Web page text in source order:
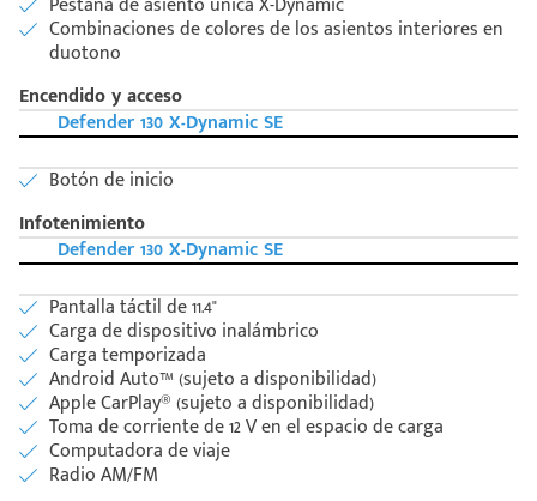
Escríbenos
+528121278366
Código
Postal
Ingresar
Combinaciones de colores de los asientos interiores en
duotono
Encendido y acceso
Defender 130 X-Dynamic SE
Botón de inicio
Infotenimiento
Defender 130 X-Dynamic SE
Pantalla táctil de 11.4"
Carga de dispositivo inalámbrico
Carga temporizada
Android Auto™ (sujeto a disponibilidad)
Apple CarPlay® (sujeto a disponibilidad)
Toma de corriente de 12 V en el espacio de carga
Computadora de viaje
Radio AM/FM